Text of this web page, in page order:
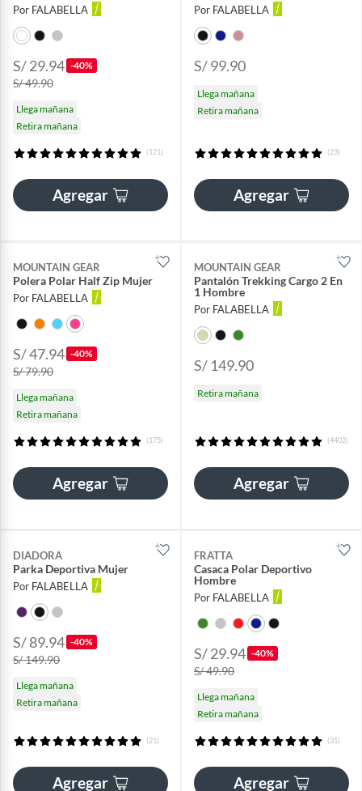
Por FALABELLA
S/ 29.94 -40%
S/ 49.90
Llega mañana
Retira mañana
(121)
Agregar
Por FALABELLA
S/ 99.90
Llega mañana
Retira mañana
(23)
Agregar
MOUNTAIN GEAR
Polera Polar Half Zip Mujer
Por FALABELLA
S/ 47.94 -40%
S/ 79.90
Llega mañana
Retira mañana
(175)
Agregar
MOUNTAIN GEAR
Pantalón Trekking Cargo 2 En
1 Hombre
Por FALABELLA
S/ 149.90
Retira mañana
(4402)
Agregar
DIADORA
Parka Deportiva Mujer
Por FALABELLA
S/ 89.94 -40%
S/ 149.90
Llega mañana
Retira mañana
(21)
Agregar
FRATTA
Casaca Polar Deportivo
Hombre
Por FALABELLA
S/ 29.94 -40%
S/ 49.90
Llega mañana
Retira mañana
(31)
Agregar